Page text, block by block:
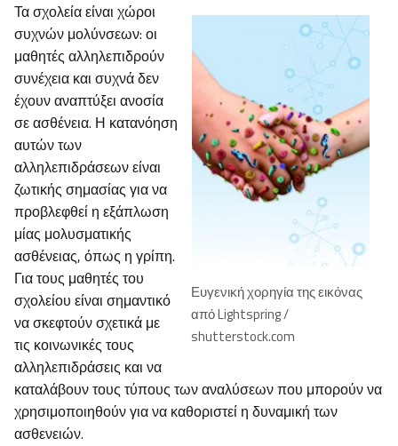
Ευγενική χορηγία της εικόνας
από Lightspring /
shutterstock.com
Τα σχολεία είναι χώροι
συχνών μολύνσεων: οι
μαθητές αλληλεπιδρούν
συνέχεια και συχνά δεν
έχουν αναπτύξει ανοσία
σε ασθένεια. Η κατανόηση
αυτών των
αλληλεπιδράσεων είναι
ζωτικής σημασίας για να
προβλεφθεί η εξάπλωση
μίας μολυσματικής
ασθένειας, όπως η γρίπη.
Για τους μαθητές του
σχολείου είναι σημαντικό
να σκεφτούν σχετικά με
τις κοινωνικές τους
αλληλεπιδράσεις και να
καταλάβουν τους τύπους των αναλύσεων που μπορούν να
χρησιμοποιηθούν για να καθοριστεί η δυναμική των
ασθενειών.